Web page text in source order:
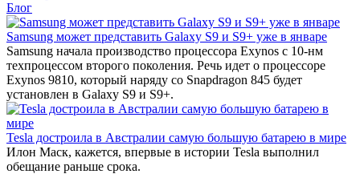
Блог
Samsung может представить Galaxy S9 и S9+ уже в январе‍
Samsung начала производство процессора Exynos с 10-нм
техпроцессом второго поколения. Речь идет о процессоре
Exynos 9810, который наряду со Snapdragon 845 будет
установлен в Galaxy S9 и S9+.
Tesla достроила в Австралии самую большую батарею в мире
Илон Маск, кажется, впервые в истории Tesla выполнил
обещание раньше срока.